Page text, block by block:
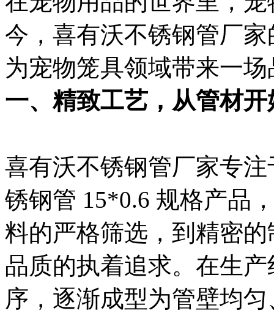
今，喜有沃不锈钢管厂
为宠物笼具领域带来一
一、精致工艺，从管材开
喜有沃不锈钢管厂家专
锈钢管 15*0.6 规格产品
料的严格筛选，到精密
品质的执着追求。在生
序，逐渐成型为管壁均